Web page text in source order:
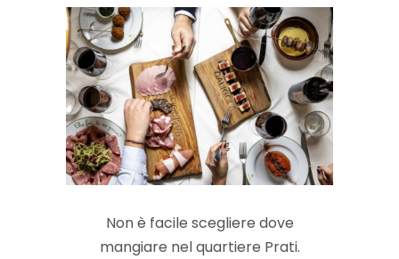
Non è facile scegliere dove
mangiare nel quartiere Prati.